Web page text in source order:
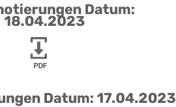
Datum:
18.04.2023
PDF
Datum: 17.04.2023